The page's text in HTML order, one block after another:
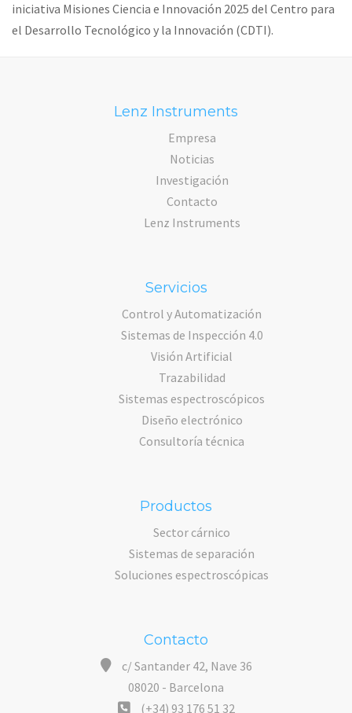
iniciativa Misiones Ciencia e Innovación 2025 del Centro para
el Desarrollo Tecnológico y la Innovación (CDTI).
Lenz Instruments
Empresa
Noticias
Investigación
Contacto
Lenz Instruments
Servicios
Control y Automatización
Sistemas de Inspección 4.0
Visión Artificial
Trazabilidad
Sistemas espectroscópicos
Diseño electrónico
Consultoría técnica
Productos
Sector cárnico
Sistemas de separación
Soluciones espectroscópicas
Contacto
c/ Santander 42, Nave 36
08020 - Barcelona
(+34) 93 176 51 32